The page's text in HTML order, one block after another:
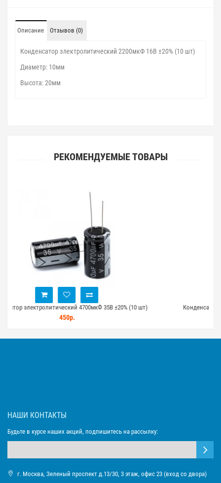
Описание Отзывов (0)
Конденсатор электролитический 2200мкФ 16В ±20% (10 шт)
Диаметр: 10мм
Высота: 20мм
РЕКОМЕНДУЕМЫЕ ТОВАРЫ
Конденсатор электролитический 1000мкФ 35В ±20% (10 шт)
НАШИ КОНТАКТЫ
Будьте в курсе наших акций, подпишитесь на рассылку:
г. Москва, Зеленый проспект д.13/30, 3 этаж, офис 23 (вход со двора)